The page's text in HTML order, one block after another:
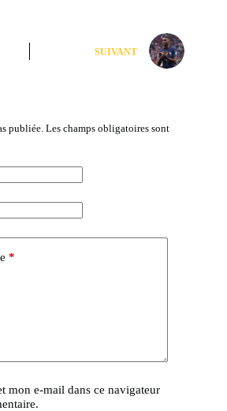
SUIVANT
publiée. Les champs obligatoires sont
*
mon e-mail dans ce navigateur